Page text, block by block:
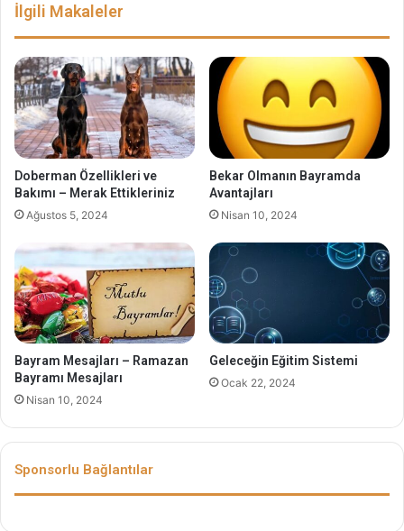
İlgili Makaleler
Doberman Özellikleri ve
Bakımı – Merak Ettikleriniz
Ağustos 5, 2024
Bekar Olmanın Bayramda
Avantajları
Nisan 10, 2024
Bayram Mesajları – Ramazan
Bayramı Mesajları
Nisan 10, 2024
Geleceğin Eğitim Sistemi
Ocak 22, 2024
Sponsorlu Bağlantılar